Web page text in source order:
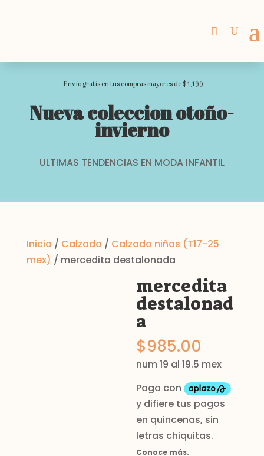
Envio gratis en tus compras mayores de $1,199
Nueva coleccion otoño-
invierno
ULTIMAS TENDENCIAS EN MODA INFANTIL
Inicio / Calzado / Calzado niñas (T17-25
mex) / mercedita destalonada
mercedita
destalonad
a
$985.00
num 19 al 19.5 mex